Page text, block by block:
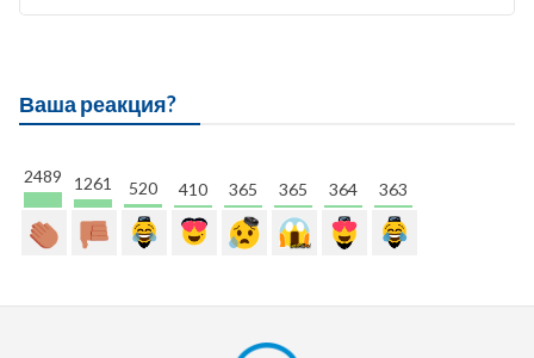
Ваша реакция?
2489 1261 520 410 365 365 364 363